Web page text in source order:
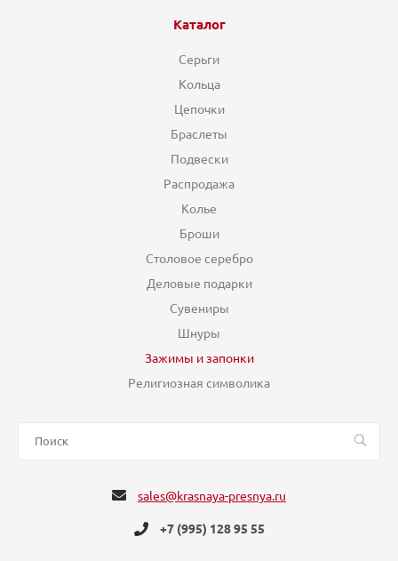
Каталог
Серьги
Кольца
Цепочки
Браслеты
Подвески
Распродажа
Колье
Броши
Столовое серебро
Деловые подарки
Сувениры
Шнуры
Зажимы и запонки
Религиозная символика
sales@krasnaya-presnya.ru
+7 (995) 128 95 55